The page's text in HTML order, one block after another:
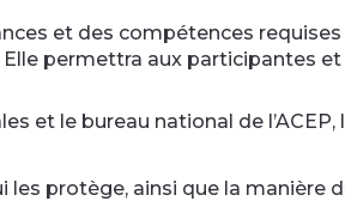
et des compétences
permettra aux participantes
et le bureau national de
protège, ainsi que la manière